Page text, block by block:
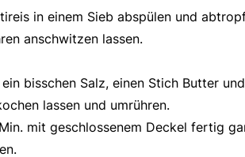
in einem Sieb abspülen und
anschwitzen lassen.
bisschen Salz, einen Stich Butter
lassen und umrühren.
mit geschlossenem Deckel fertig